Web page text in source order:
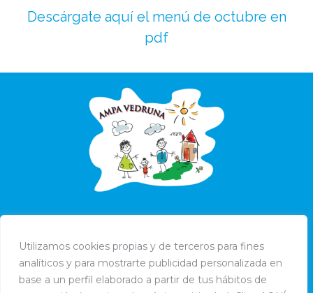
Utilizamos cookies propias y de terceros para fines
analíticos y para mostrarte publicidad personalizada en
base a un perfil elaborado a partir de tus hábitos de
Descárgate aquí el menú de octubre en
pdf